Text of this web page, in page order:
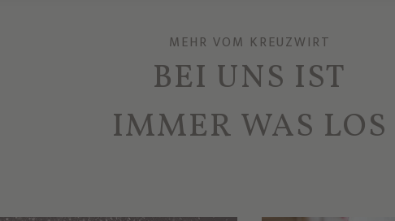
MEHR VOM KREUZWIRT
BEI UNS IST
IMMER WAS LOS